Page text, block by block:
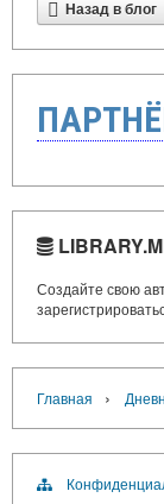
Назад в блог
Создайте свою
Главная ›